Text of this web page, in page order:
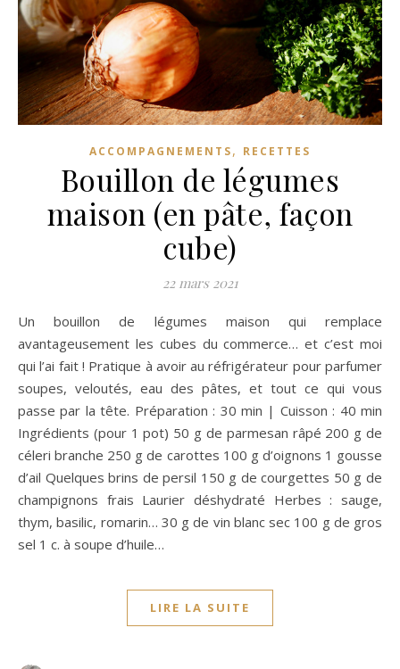
ACCOMPAGNEMENTS, RECETTES
Bouillon de légumes
maison (en pâte, façon
cube)
22 mars 2021
Un bouillon de légumes maison qui remplace
avantageusement les cubes du commerce… et c’est moi
qui l’ai fait ! Pratique à avoir au réfrigérateur pour parfumer
soupes, veloutés, eau des pâtes, et tout ce qui vous
passe par la tête. Préparation : 30 min | Cuisson : 40 min
Ingrédients (pour 1 pot) 50 g de parmesan râpé 200 g de
céleri branche 250 g de carottes 100 g d’oignons 1 gousse
d’ail Quelques brins de persil 150 g de courgettes 50 g de
champignons frais Laurier déshydraté Herbes : sauge,
thym, basilic, romarin… 30 g de vin blanc sec 100 g de gros
sel 1 c. à soupe d’huile…
LIRE LA SUITE